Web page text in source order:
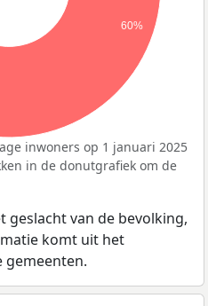
60%
inwoners op 1 januari 2025
in de donutgrafiek om de
van de bevolking,
komt uit het
gemeenten.